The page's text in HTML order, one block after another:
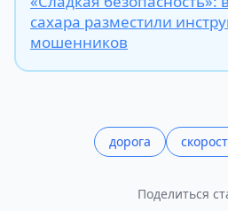
сахара разместили
мошенников
дорога
Поделиться